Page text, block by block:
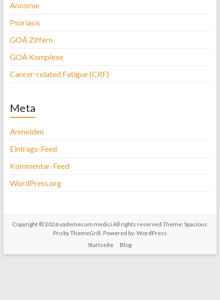
Anosmie
Psoriasis
GOÄ Ziffern
GOÄ Komplexe
Cancer-related Fatigue (CRF)
Meta
Anmelden
Eintrags-Feed
Kommentar-Feed
WordPress.org
Copyright © 2026vademecum mediciAll rights reserved.Theme:Spacious
Proby ThemeGrill. Powered by: WordPress
Startseite
Blog